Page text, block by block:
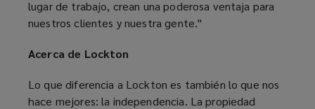
lugar de trabajo, crean una poderosa ventaja para
nuestros clientes y nuestra gente."
Acerca de Lockton
Lo que diferencia a Lockton es también lo que nos
hace mejores: la independencia. La propiedad